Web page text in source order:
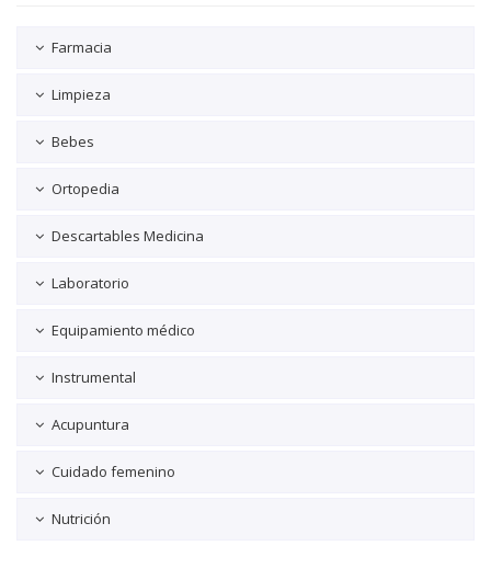
Farmacia
Limpieza
Bebes
Ortopedia
Descartables Medicina
Laboratorio
Equipamiento médico
Instrumental
Acupuntura
Cuidado femenino
Nutrición